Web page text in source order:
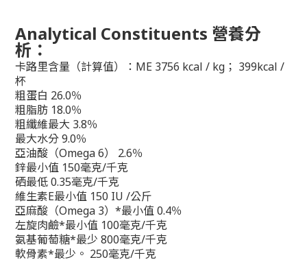
Analytical Constituents 營養分
析：
卡路里含量（計算值）：ME 3756 kcal / kg； 399kcal /
杯
粗蛋白 26.0％
粗脂肪 18.0％
粗纖維最大 3.8％
最大水分 9.0％
亞油酸（Omega 6） 2.6％
鋅最小值 150毫克/千克
硒最低 0.35毫克/千克
維生素E最小值 150 IU /公斤
亞麻酸（Omega 3）*最小值 0.4％
左旋肉鹼*最小值 100毫克/千克
氨基葡萄糖*最少 800毫克/千克
軟骨素*最少。 250毫克/千克